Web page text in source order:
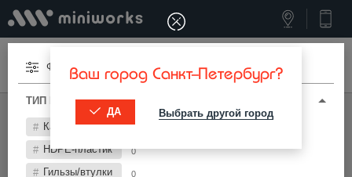
Меню Ваш город Санкт-Петербург?
ДА Выбрать другой город
МИНИВОРКС ПРО КОМПЛЕКТУЮЩИЕ ДЛЯ МАФ
Фильтры
ТИП И ПАРАМЕТРЫ
Канат комбинированный
HDPE-пластик 0
Гильзы/втулки 0